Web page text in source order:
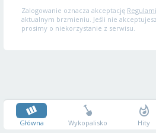
Zalogowanie oznacza akceptację
aktualnym brzmieniu. Jeśli nie
prosimy o niekorzystanie z serwisu.
Główna Wykopalisko Hity